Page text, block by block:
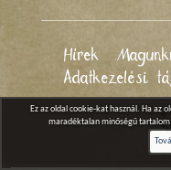
Hírek
Adatkezelési
Ez az oldal cookie-kat használ. Ha az
maradéktalan minőségű